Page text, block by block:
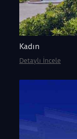
Kadın
Detaylı İncele